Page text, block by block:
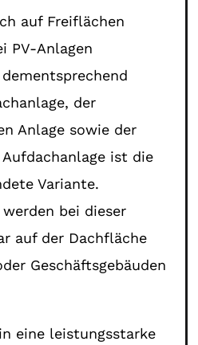
auf Freiflächen
PV-Anlagen
der
Anlage sowie der
ist die
Variante.
werden bei dieser
auf der Dachfläche
Geschäftsgebäuden
eine leistungsstarke